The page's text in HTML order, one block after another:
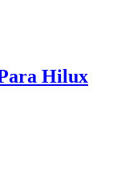
Hilux